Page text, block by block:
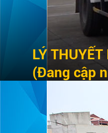
LÝ THUYẾT
(Đang cập
XE TẢI